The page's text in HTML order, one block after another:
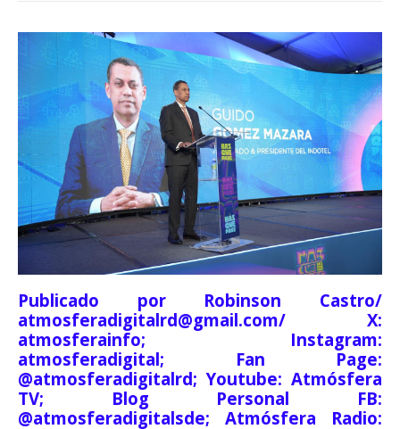
Publicado por Robinson Castro/
atmosferadigitalrd@gmail.com/ X:
atmosferainfo; Instagram:
atmosferadigital; Fan Page:
@atmosferadigitalrd; Youtube: Atmósfera
TV; Blog Personal FB:
@atmosferadigitalsde; Atmósfera Radio: